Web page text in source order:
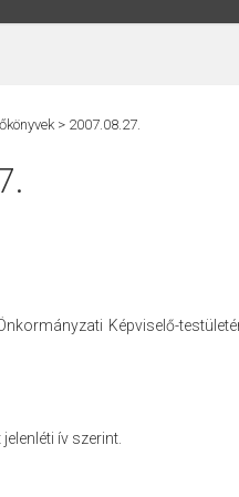
> 2007.08.27.
Képviselő-
ív szerint.